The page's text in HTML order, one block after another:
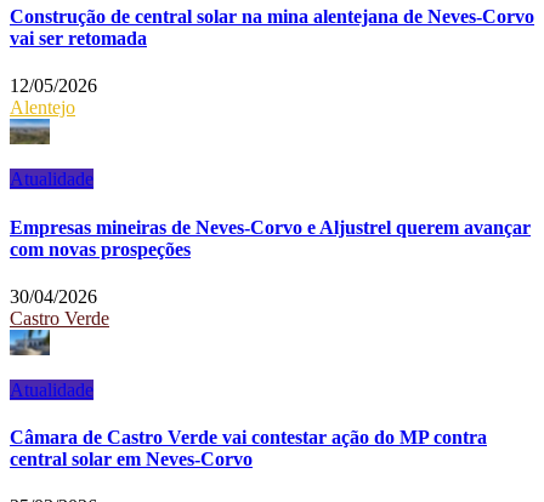
Construção de central solar na mina alentejana de Neves-Corvo
vai ser retomada
12/05/2026
Alentejo
Atualidade
Empresas mineiras de Neves-Corvo e Aljustrel querem avançar
com novas prospeções
30/04/2026
Castro Verde
Atualidade
Câmara de Castro Verde vai contestar ação do MP contra
central solar em Neves-Corvo